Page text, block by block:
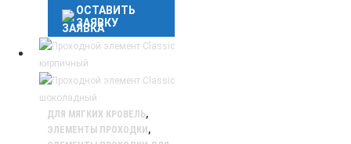
ОСТАВИТЬ
ЗАЯВКУ
ДЛЯ МЯГКИХ КРОВЕЛЬ,
ЭЛЕМЕНТЫ ПРОХОДКИ ,